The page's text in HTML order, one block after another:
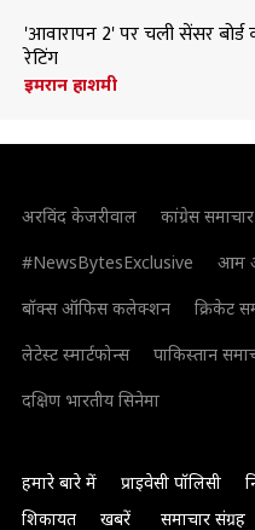
'आवारापन 2' पर चली सेंसर
रेटिंग
इमरान हाशमी
अरविंद केजरीवाल कांग्रेस समाचार
#NewsBytesExclusive
आम
बॉक्स ऑफिस कलेक्शन
क्रिकेट
लेटेस्ट स्मार्टफोन्स
पाकिस्तान
दक्षिण भारतीय सिनेमा
हमारे बारे में प्राइवेसी पॉलिसी
शिकायत
खबरें समाचार संग्रह